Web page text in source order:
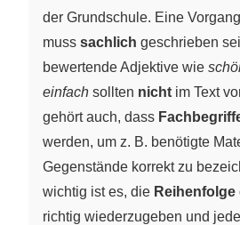
der Grundschule. Eine
muss sachlich geschrieben
bewertende Adjektive wie
einfach sollten nicht im Text
gehört auch, dass
werden, um z. B. benötigte
Gegenstände korrekt zu
wichtig ist es, die Reihenfolge
richtig wiederzugeben und